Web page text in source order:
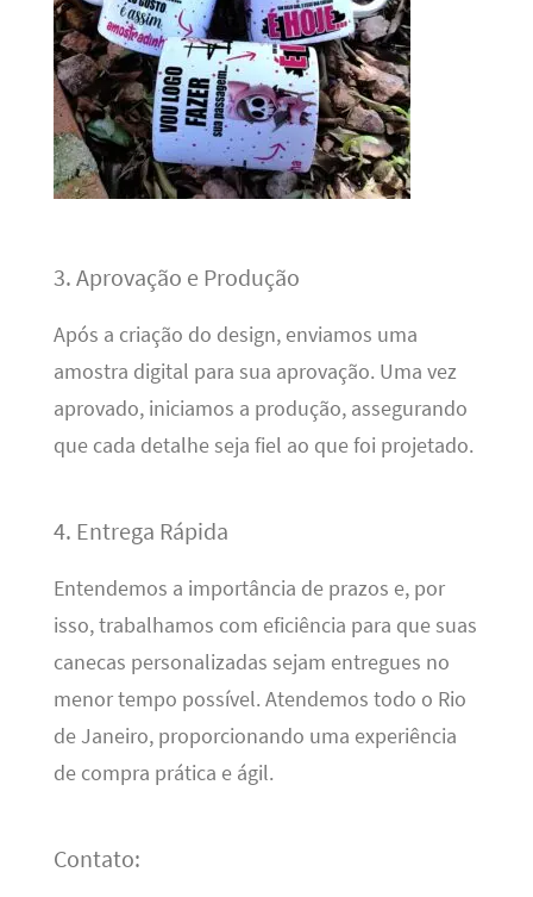
3. Aprovação e Produção
Após a criação do design, enviamos uma
amostra digital para sua aprovação. Uma vez
aprovado, iniciamos a produção, assegurando
que cada detalhe seja fiel ao que foi projetado.
4. Entrega Rápida
Entendemos a importância de prazos e, por
isso, trabalhamos com eficiência para que suas
canecas personalizadas sejam entregues no
menor tempo possível. Atendemos todo o Rio
de Janeiro, proporcionando uma experiência
de compra prática e ágil.
Contato: